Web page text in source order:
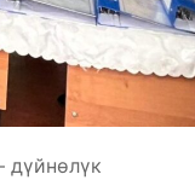
дүйнөлүк